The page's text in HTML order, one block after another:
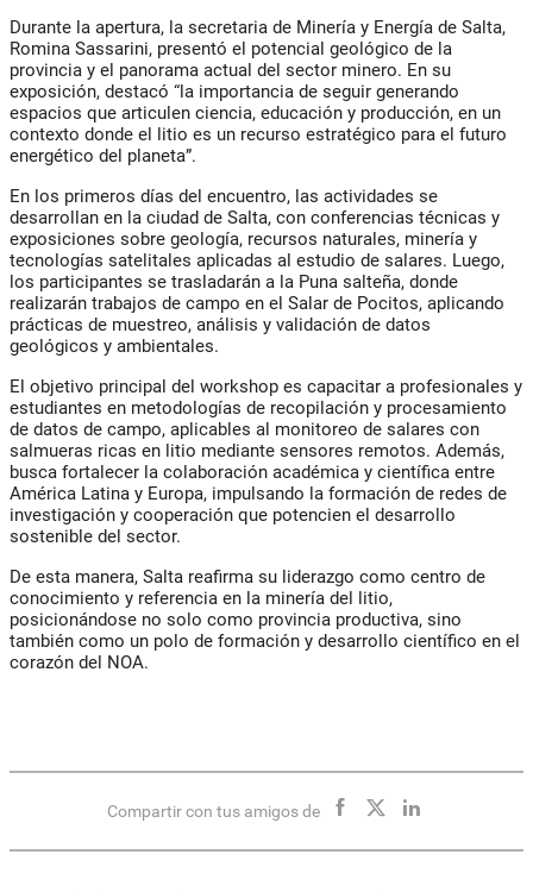
Durante la apertura, la secretaria de Minería y Energía de Salta,
Romina Sassarini, presentó el potencial geológico de la
provincia y el panorama actual del sector minero. En su
exposición, destacó “la importancia de seguir generando
espacios que articulen ciencia, educación y producción, en un
contexto donde el litio es un recurso estratégico para el futuro
energético del planeta”.
En los primeros días del encuentro, las actividades se
desarrollan en la ciudad de Salta, con conferencias técnicas y
exposiciones sobre geología, recursos naturales, minería y
tecnologías satelitales aplicadas al estudio de salares. Luego,
los participantes se trasladarán a la Puna salteña, donde
realizarán trabajos de campo en el Salar de Pocitos, aplicando
prácticas de muestreo, análisis y validación de datos
geológicos y ambientales.
El objetivo principal del workshop es capacitar a profesionales y
estudiantes en metodologías de recopilación y procesamiento
de datos de campo, aplicables al monitoreo de salares con
salmueras ricas en litio mediante sensores remotos. Además,
busca fortalecer la colaboración académica y científica entre
América Latina y Europa, impulsando la formación de redes de
investigación y cooperación que potencien el desarrollo
sostenible del sector.
De esta manera, Salta reafirma su liderazgo como centro de
conocimiento y referencia en la minería del litio,
posicionándose no solo como provincia productiva, sino
también como un polo de formación y desarrollo científico en el
corazón del NOA.
Compartir con tus amigos de